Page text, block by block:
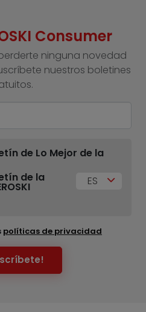
Consumer
ninguna novedad
nuestros boletines
de Lo Mejor de la
de la
ES
políticas de privacidad